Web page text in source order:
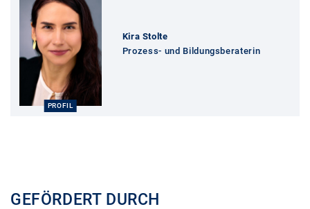
PROFIL
Kira Stolte
Prozess- und Bildungsberaterin
GEFÖRDERT DURCH